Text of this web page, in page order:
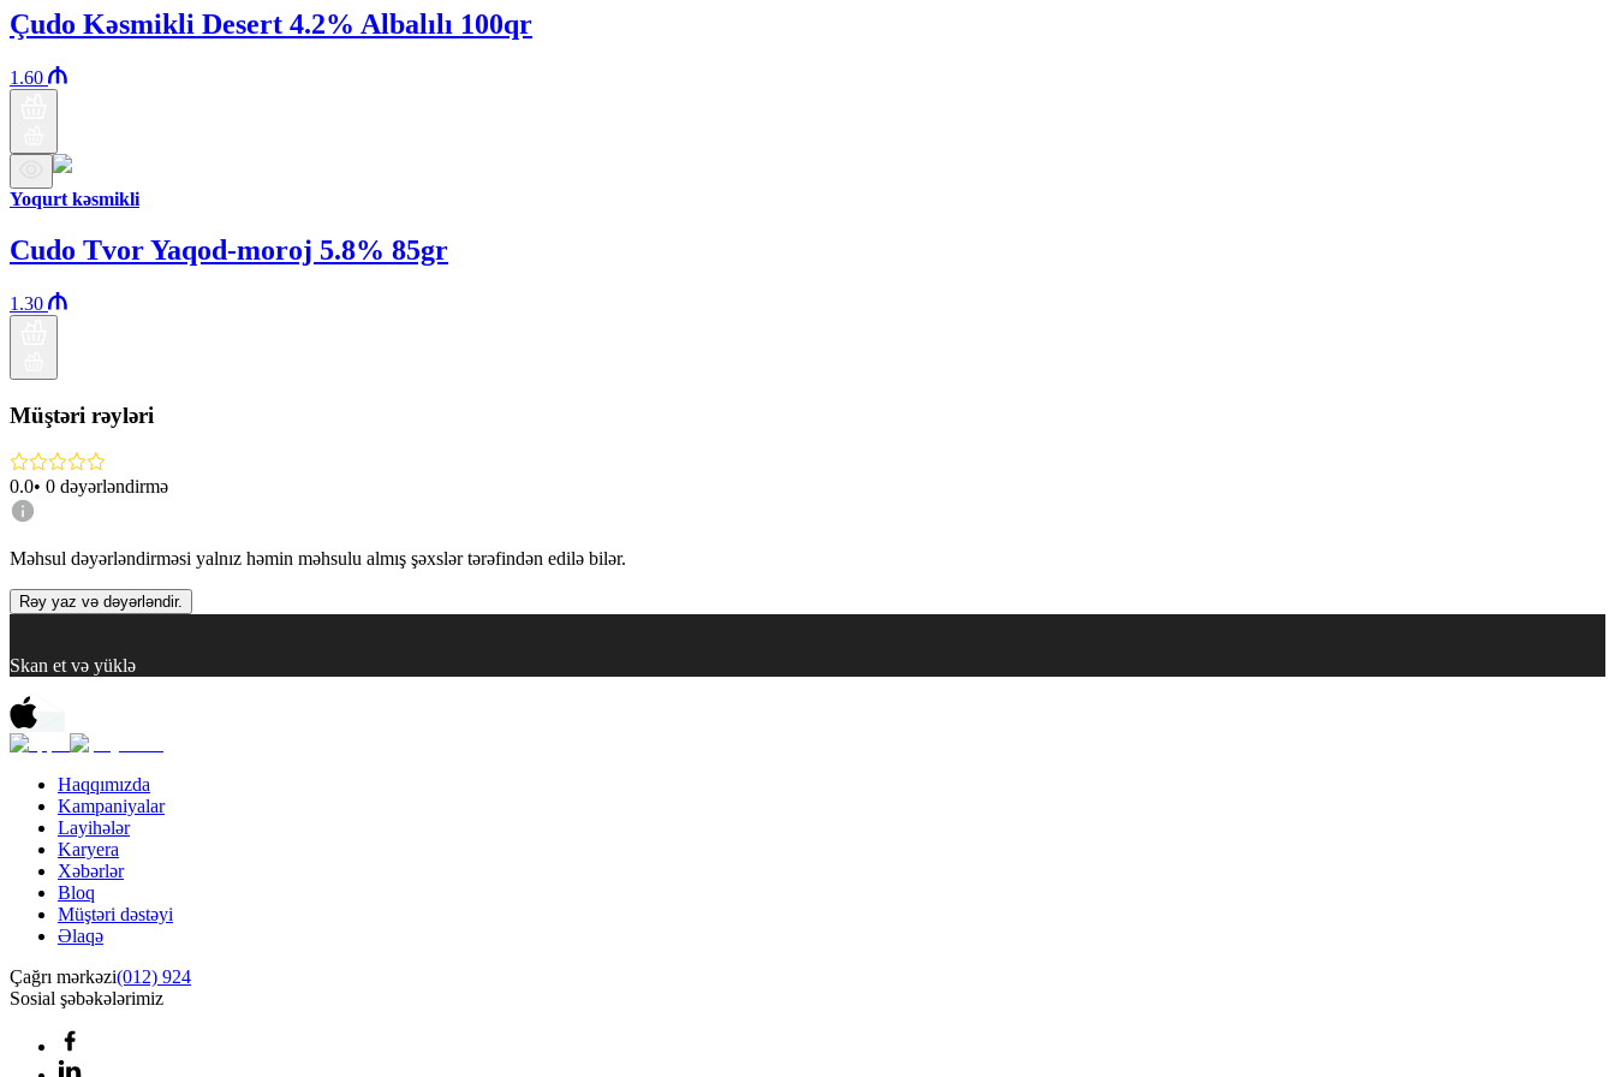
Çudo Kəsmikli Desert 4.2% Albalılı 100qr
1.60
Yoqurt kəsmikli
Cudo Tvor Yaqod-moroj 5.8% 85gr
1.30
Müştəri rəyləri
0.0• 0 dəyərləndirmə
Məhsul dəyərləndirməsi yalnız həmin məhsulu almış şəxslər tərəfindən edilə bilər.
Rəy yaz və dəyərləndir.
Skan et və yüklə
Haqqımızda
Kampaniyalar
Layihələr
Karyera
Xəbərlər
Bloq
Müştəri dəstəyi
Əlaqə
Çağrı mərkəzi(012) 924
Sosial şəbəkələrimiz